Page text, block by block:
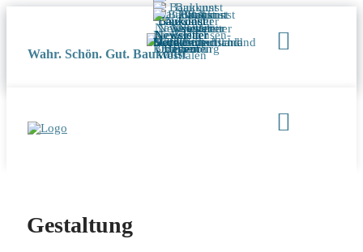
Wahr. Schön. Gut. Baukunst
Gestaltung